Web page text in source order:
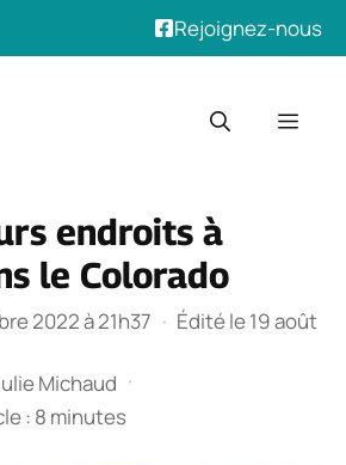
Rejoignez-nous
endroits à
le Colorado
2022 à 21h37 · Édité le 19 août
Michaud ·
: 8 minutes